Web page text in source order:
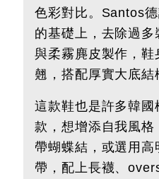
色彩對比。Santos
的基礎上，去除過
與柔霧麂皮製作，
翹，搭配厚實大底結
這款鞋也是許多韓國
款，想增添自我風
帶蝴蝶結，或選用
帶，配上長襪、